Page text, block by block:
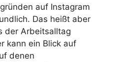
auf Instagram
Das heißt aber
der Arbeitsalltag
kann ein Blick auf
denen